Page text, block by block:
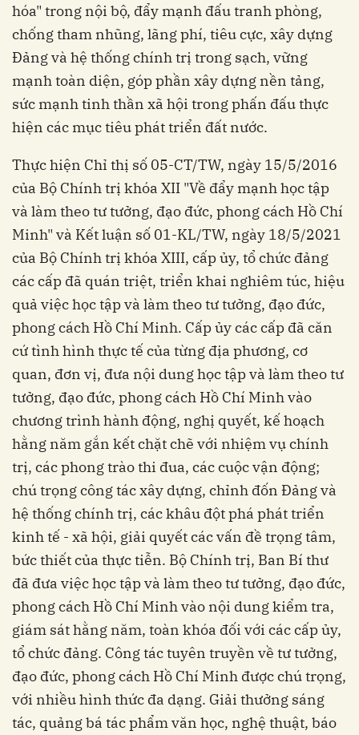
hóa" trong nội bộ, đẩy mạnh đấu tranh phòng,
chống tham nhũng, lãng phí, tiêu cực, xây dựng
Đảng và hệ thống chính trị trong sạch, vững
mạnh toàn diện, góp phần xây dựng nền tảng,
sức mạnh tinh thần xã hội trong phấn đấu thực
hiện các mục tiêu phát triển đất nước.
Thực hiện Chỉ thị số 05-CT/TW, ngày 15/5/2016
của Bộ Chính trị khóa XII "Về đẩy mạnh học tập
và làm theo tư tưởng, đạo đức, phong cách Hồ Chí
Minh" và Kết luận số 01-KL/TW, ngày 18/5/2021
của Bộ Chính trị khóa XIII, cấp ủy, tổ chức đảng
các cấp đã quán triệt, triển khai nghiêm túc, hiệu
quả việc học tập và làm theo tư tưởng, đạo đức,
phong cách Hồ Chí Minh. Cấp ủy các cấp đã căn
cứ tình hình thực tế của từng địa phương, cơ
quan, đơn vị, đưa nội dung học tập và làm theo tư
tưởng, đạo đức, phong cách Hồ Chí Minh vào
chương trình hành động, nghị quyết, kế hoạch
hằng năm gắn kết chặt chẽ với nhiệm vụ chính
trị, các phong trào thi đua, các cuộc vận động;
chú trọng công tác xây dựng, chỉnh đốn Đảng và
hệ thống chính trị, các khâu đột phá phát triển
kinh tế - xã hội, giải quyết các vấn đề trọng tâm,
bức thiết của thực tiễn. Bộ Chính trị, Ban Bí thư
đã đưa việc học tập và làm theo tư tưởng, đạo đức,
phong cách Hồ Chí Minh vào nội dung kiểm tra,
giám sát hằng năm, toàn khóa đối với các cấp ủy,
tổ chức đảng. Công tác tuyên truyền về tư tưởng,
đạo đức, phong cách Hồ Chí Minh được chú trọng,
với nhiều hình thức đa dạng. Giải thưởng sáng
tác, quảng bá tác phẩm văn học, nghệ thuật, báo